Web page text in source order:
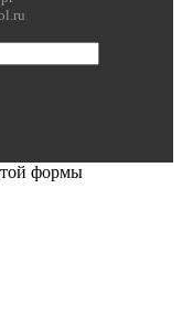
формы